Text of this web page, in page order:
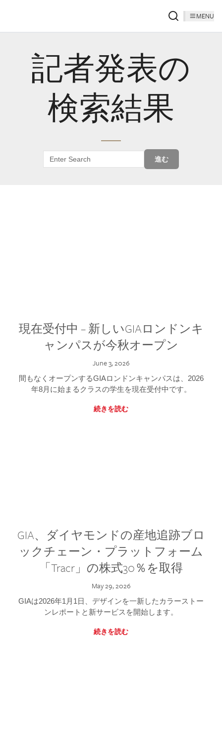
MENU
記者発表の
検索結果
進む
現在受付中 – 新しいGIAロンドンキ
ャンパスが今秋オープン
June 3, 2026
間もなくオープンするGIAロンドンキャンパスは、2026
年8月に始まるクラスの学生を現在受付中です。
続きを読む
GIA、ダイヤモンドの産地追跡ブロ
ックチェーン・プラットフォーム
「Tracr」の株式30％を取得
May 29, 2026
GIAは2026年1月1日、デザインを一新したカラーストー
ンレポートと新サービスを開始します。
続きを読む